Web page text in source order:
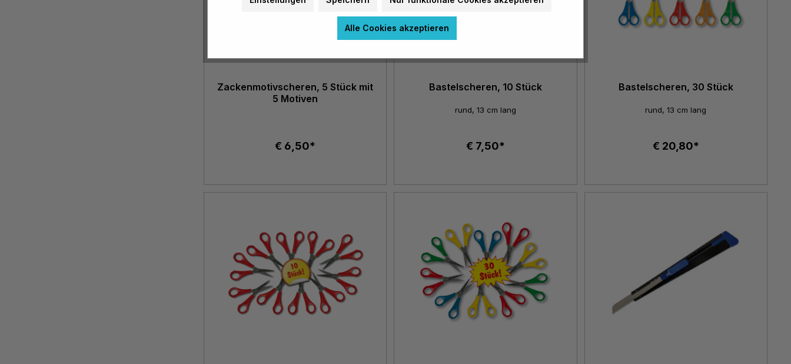
Zackenmotivscheren, 5 Stück mit
5 Motiven
€ 6,50*
Bastelscheren, 10 Stück
rund, 13 cm lang
€ 7,50*
Bastelscheren, 30 Stück
rund, 13 cm lang
€ 20,80*
Alle Cookies akzeptieren